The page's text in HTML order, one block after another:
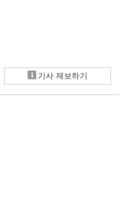
기사 제보하기